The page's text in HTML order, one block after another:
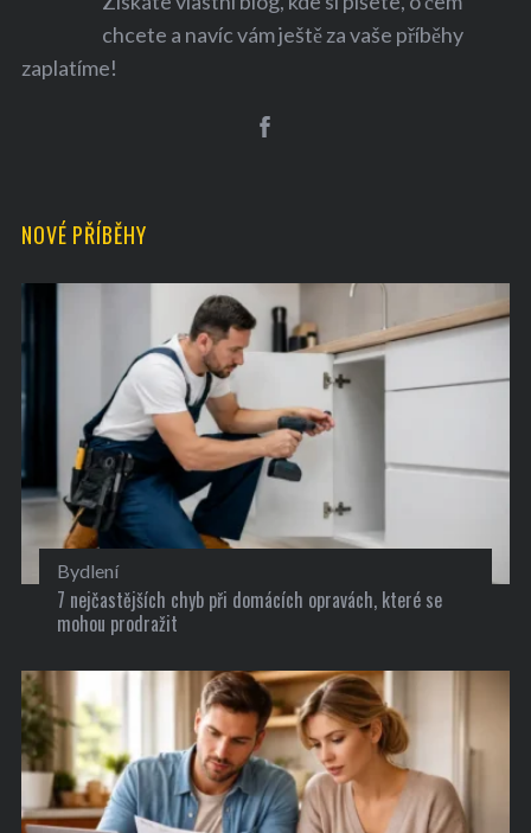
chcete a navíc vám ještě za vaše příběhy
zaplatíme!
NOVÉ PŘÍBĚHY
Bydlení
7 nejčastějších chyb při domácích opravách, které se
mohou prodražit